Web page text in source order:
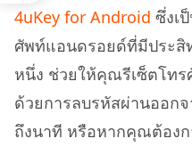
4uKey for Android ซึ่งเ
ศัพท์แอนดรอยด์ที่มีประสิ
หนึ่ง ช่วยให้คุณรีเซ็ตโท
ด้วยการลบรหัสผ่านออก
ถึงนาที หรือหากคุณต้อง